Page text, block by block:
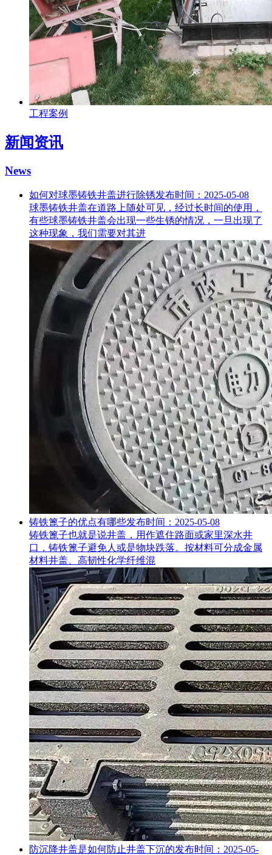
工程案例
新闻资讯
News
如何对球墨铸铁井盖进行除锈发布时间：2025-05-08
球墨铸铁井盖在道路上随处可见，经过长时间的使用，
有些球墨铸铁井盖会出现一些生锈的情况，一旦出现了
这种现象，我们需要对其进
铸铁篦子的优点有哪些发布时间：2025-05-08
铸铁篦子也就是说井盖，用作遮住路面或家里深水井
口，铸铁篦子避免人或是物块跌落。按材料可分成金属
材料井盖、高韧性化学纤维混
防沉降井盖是如何防止井盖下沉的发布时间：2025-05-